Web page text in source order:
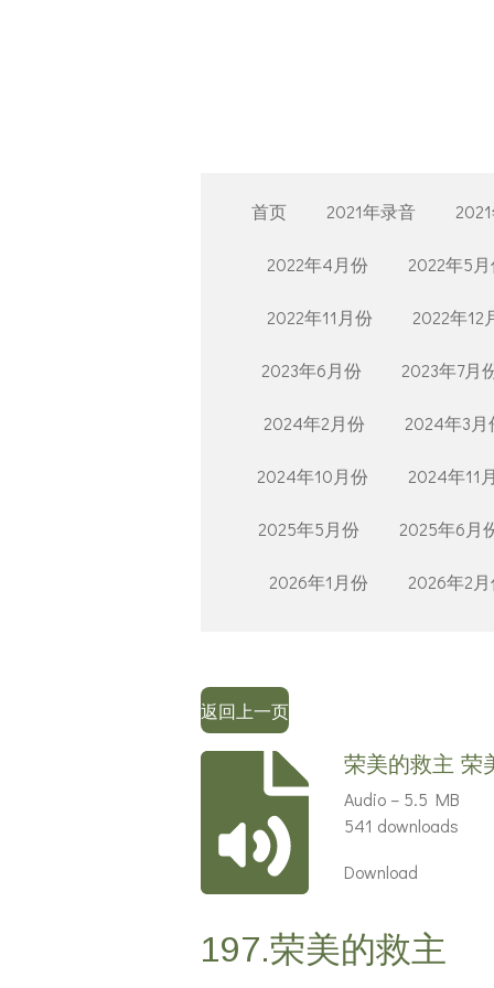
首页 2021年录音
2022年4月份 2022年5
2022年11月份 2022年12
2023年6月份 2023年7月
2024年2月份 2024年3月
2024年10月份 2024年11
2025年5月份 2025年6月
2026年1月份 2026年2
返回上一页
荣美的救主 荣
Audio – 5.5 MB
541 downloads
Download
197.荣美的救主